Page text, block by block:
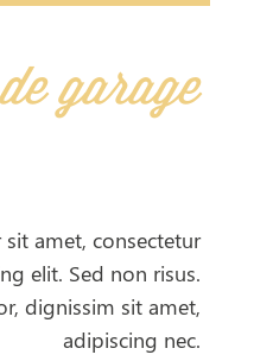
garage
amet, consectetur
elit. Sed non risus.
dignissim sit amet,
adipiscing nec.